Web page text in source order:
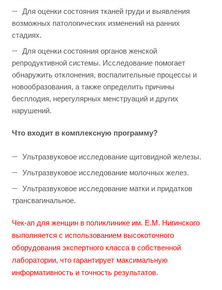
Для оценки состояния тканей груди и выявления
возможных патологических изменений на ранних
стадиях.
Для оценки состояния органов женской
репродуктивной системы. Исследование помогает
обнаружить отклонения, воспалительные процессы и
новообразования, а также определить причины
бесплодия, нерегулярных менструаций и других
нарушений.
Что входит в комплексную программу?
Ультразвуковое исследование щитовидной железы.
Ультразвуковое исследование молочных желез.
Ультразвуковое исследование матки и придатков
трансвагинальное.
Чек-ап для женщин в поликлинике им. Е.М. Нигинского
выполняется с использованием высокоточного
оборудования экспертного класса в собственной
лаборатории, что гарантирует максимальную
информативность и точность результатов.